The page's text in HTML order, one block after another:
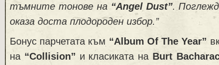
тъмните тонове на “Angel Dust”.
оказа доста плодороден избор.”
Бонус парчетата към “Album Of The Year”
на “Collision” и класиката на Burt